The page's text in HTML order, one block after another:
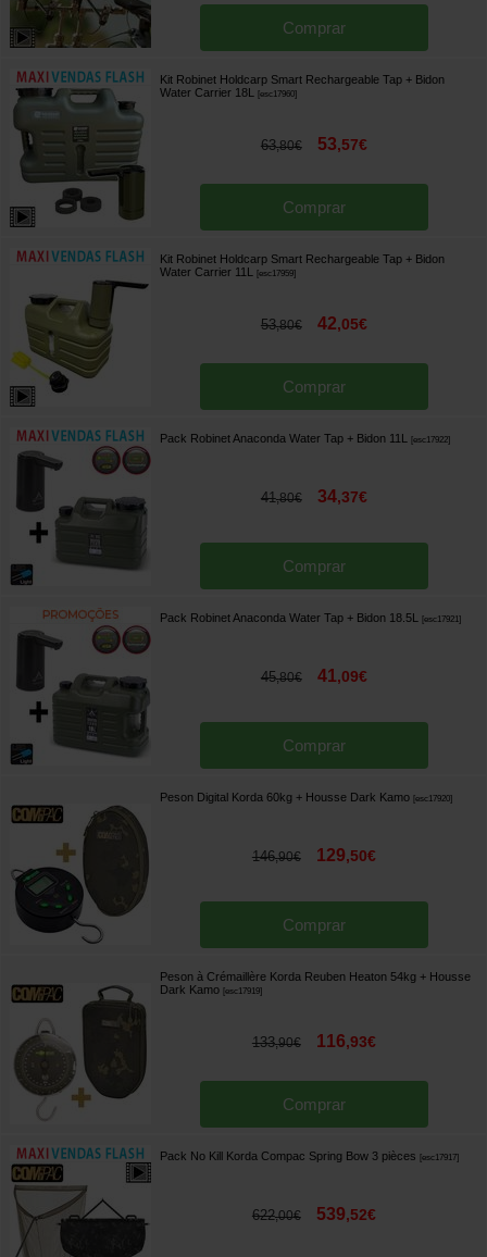
Comprar
Kit Robinet Holdcarp Smart Rechargeable Tap + Bidon
Water Carrier 18L
[esc17960]
63,80€ 53,57€
Comprar
Kit Robinet Holdcarp Smart Rechargeable Tap + Bidon
Water Carrier 11L
[esc17959]
53,80€ 42,05€
Comprar
Pack Robinet Anaconda Water Tap + Bidon 11L [esc17922]
41,80€ 34,37€
Comprar
Pack Robinet Anaconda Water Tap + Bidon 18.5L [esc17921]
45,80€ 41,09€
Comprar
Peson Digital Korda 60kg + Housse Dark Kamo [esc17920]
146,90€ 129,50€
Comprar
Peson à Crémaillère Korda Reuben Heaton 54kg + Housse
Dark Kamo [esc17919]
133,90€ 116,93€
Comprar
Pack No Kill Korda Compac Spring Bow 3 pièces [esc17917]
622,00€ 539,52€